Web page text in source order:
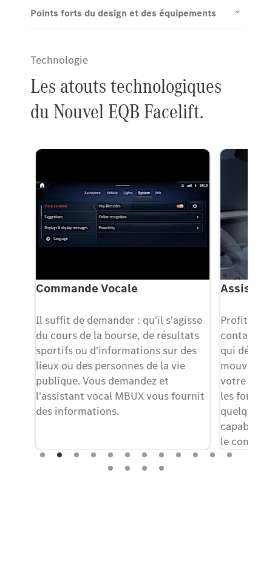
Points forts du design et des équipements
Technologie
Les atouts technologiques
du Nouvel EQB Facelift.
Commande Vocale
Il suffit de demander : qu'il s'agisse
du cours de la bourse, de résultats
sportifs ou d'informations sur des
lieux ou des personnes de la vie
publique. Vous demandez et
l'assistant vocal MBUX vous fournit
des informations.
Profitez
contact
qui
votre
les
quelques
capable
le
ce qui